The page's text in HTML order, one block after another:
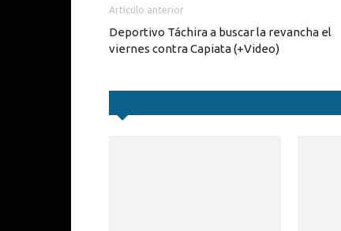
Artículo anterior
Deportivo Táchira a buscar la revancha el
viernes contra Capiata (+Video)